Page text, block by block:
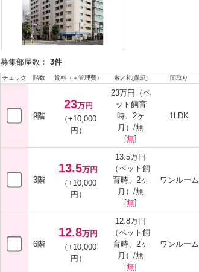
募集部屋数： 3件
チェック 階数 賃料（＋管理費） 敷／礼[保証] 間取り
9階
23万円
（+10,000
円）
23万円（ペ
ット飼育
時、2ヶ
月）/無
[無]
1LDK
3階
13.5万円
（+10,000
円）
13.5万円
（ペット飼
育時、2ヶ
月）/無
[無]
ワンルーム
6階
12.8万円
（+10,000
円）
12.8万円
（ペット飼
育時、2ヶ
月）/無
[無]
ワンルーム